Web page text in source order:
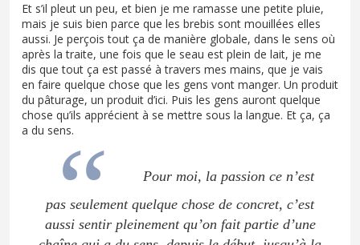
Et s’il pleut un peu, et bien je me ramasse une petite pluie,
mais je suis bien parce que les brebis sont mouillées elles
aussi. Je perçois tout ça de manière globale, dans le sens où
après la traite, une fois que le seau est plein de lait, je me
dis que tout ça est passé à travers mes mains, que je vais
en faire quelque chose que les gens vont manger. Un produit
du pâturage, un produit d’ici. Puis les gens auront quelque
chose qu’ils apprécient à se mettre sous la langue. Et ça, ça
a du sens.
Pour moi, la passion ce n’est
pas seulement quelque chose de concret, c’est
aussi sentir pleinement qu’on fait partie d’une